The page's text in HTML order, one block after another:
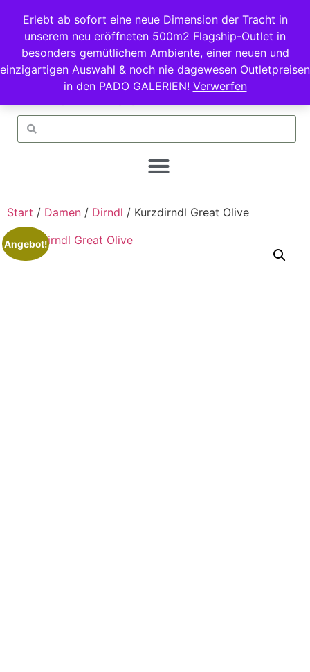
Erlebt ab sofort eine neue Dimension der Tracht in
unserem neu eröffneten 500m2 Flagship-Outlet in
besonders gemütlichem Ambiente, einer neuen und
einzigartigen Auswahl & noch nie dagewesen Outletpreisen
in den PADO GALERIEN! Verwerfen
Start / Damen / Dirndl / Kurzdirndl Great Olive
Angebot!